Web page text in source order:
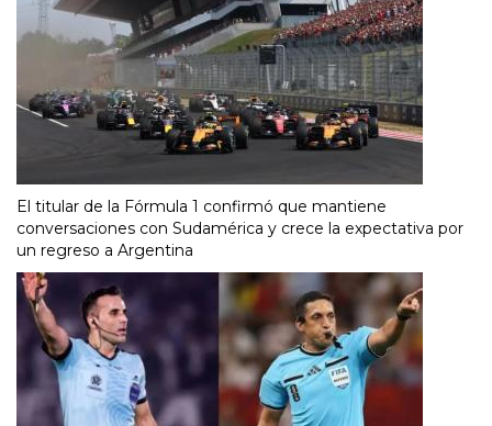
El titular de la Fórmula 1 confirmó que mantiene
conversaciones con Sudamérica y crece la expectativa por
un regreso a Argentina